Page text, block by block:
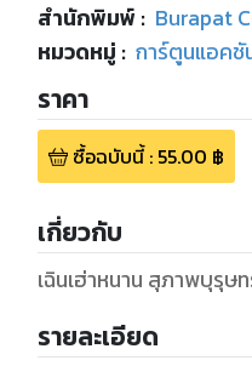
สำนักพิมพ์ : Burapat
หมวดหมู่ : การ์ตูนแอค
ราคา
ซื้อฉบับนี้: 55.00 ฿
เกี่ยวกับ
เฉินเฮ่าหนาน สุภาพบุรุษท
รายละเอียด